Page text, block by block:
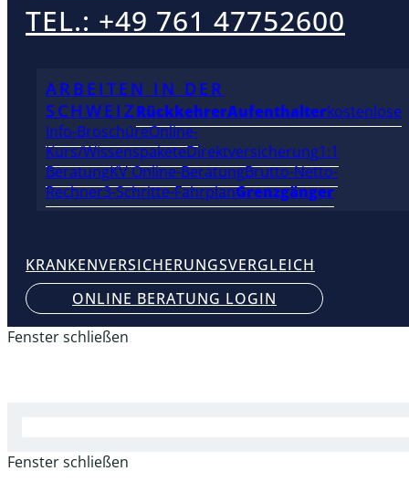
TEL.: +49 761 47752600
ARBEITEN IN DER
SCHWEIZRückkehrerAufenthalterkostenlose
Info-BroschüreOnline-
Kurs/WissenspaketeDirektversicherung1:1
BeratungKV Online-BeratungBrutto-Netto-
Rechner3-Schritte-FahrplanGrenzgänger
KRANKENVERSICHERUNGSVERGLEICH
ONLINE BERATUNG LOGIN
Fenster schließen
Fenster schließen